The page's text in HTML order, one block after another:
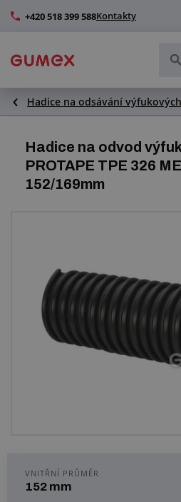
+420 518 399 588Kontakty
Hadice a jejich kompletace
Profily a výroba těsnění
Technické plasty
Další pryžové a plastové výrobky
Centrum poptávek
Hadice na odsávání
Hadice na odvod
PROTAPE TPE 326
152/169mm
VNITŘNÍ PRŮMĚR
152 mm